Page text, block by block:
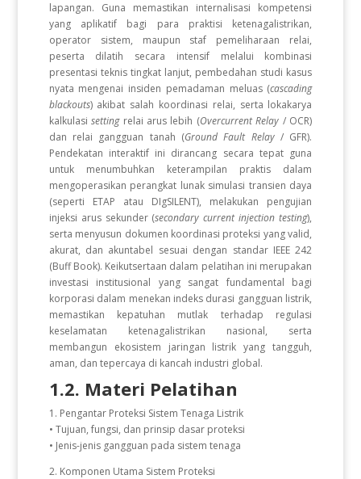
lapangan. Guna memastikan internalisasi kompetensi
yang aplikatif bagi para praktisi ketenagalistrikan,
operator sistem, maupun staf pemeliharaan relai,
peserta dilatih secara intensif melalui kombinasi
presentasi teknis tingkat lanjut, pembedahan studi kasus
nyata mengenai insiden pemadaman meluas (cascading
blackouts) akibat salah koordinasi relai, serta lokakarya
kalkulasisettingrelai arus lebih (Overcurrent Relay / OCR)
dan relai gangguan tanah (Ground Fault Relay/ GFR).
Pendekatan interaktif ini dirancang secara tepat guna
untuk menumbuhkan keterampilan praktis dalam
mengoperasikan perangkat lunak simulasi transien daya
(seperti ETAP atau DIgSILENT), melakukan pengujian
injeksi arus sekunder (secondary current injection testing),
serta menyusun dokumen koordinasi proteksi yang valid,
akurat, dan akuntabel sesuai dengan standar IEEE 242
(Buff Book). Keikutsertaan dalam pelatihan ini merupakan
investasi institusional yang sangat fundamental bagi
korporasi dalam menekan indeks durasi gangguan listrik,
memastikan kepatuhan mutlak terhadap regulasi
keselamatan ketenagalistrikan nasional, serta
membangun ekosistem jaringan listrik yang tangguh,
aman, dan tepercaya di kancah industri global.
1.2. Materi Pelatihan
1. Pengantar Proteksi Sistem Tenaga Listrik
• Tujuan, fungsi, dan prinsip dasar proteksi
• Jenis-jenis gangguan pada sistem tenaga
2. Komponen Utama Sistem Proteksi